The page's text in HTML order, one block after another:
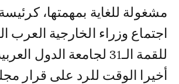
مشغولة للغاية بمهمتها،
اجتماع وزراء الخارجية العرب
للقمة الـ31 لجامعة الدول
أخيرا الوقت للرد على قرار